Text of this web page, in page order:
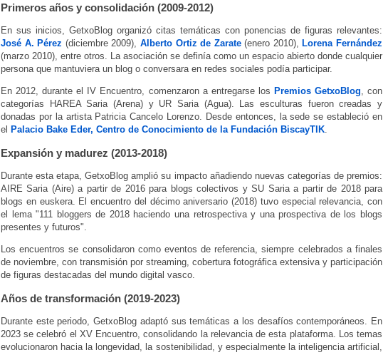
Primeros años y consolidación (2009-2012)
En sus inicios, GetxoBlog organizó citas temáticas con ponencias de figuras relevantes:
José A. Pérez (diciembre 2009), Alberto Ortiz de Zarate(enero 2010), Lorena Fernández
(marzo 2010), entre otros. La asociación se definía como un espacio abierto donde cualquier
persona que mantuviera un blog o conversara en redes sociales podía participar.
En 2012, durante el IV Encuentro, comenzaron a entregarse los Premios GetxoBlog, con
categorías HAREA Saria (Arena) y UR Saria (Agua). Las esculturas fueron creadas y
donadas por la artista Patricia Cancelo Lorenzo. Desde entonces, la sede se estableció en
el Palacio Bake Eder, Centro de Conocimiento de la Fundación BiscayTIK.
Expansión y madurez (2013-2018)
Durante esta etapa, GetxoBlog amplió su impacto añadiendo nuevas categorías de premios:
AIRE Saria (Aire) a partir de 2016 para blogs colectivos y SU Saria a partir de 2018 para
blogs en euskera. El encuentro del décimo aniversario (2018) tuvo especial relevancia, con
el lema "111 bloggers de 2018 haciendo una retrospectiva y una prospectiva de los blogs
presentes y futuros".
Los encuentros se consolidaron como eventos de referencia, siempre celebrados a finales
de noviembre, con transmisión por streaming, cobertura fotográfica extensiva y participación
de figuras destacadas del mundo digital vasco.
Años de transformación (2019-2023)
Durante este periodo, GetxoBlog adaptó sus temáticas a los desafíos contemporáneos. En
2023 se celebró el XV Encuentro, consolidando la relevancia de esta plataforma. Los temas
evolucionaron hacia la longevidad, la sostenibilidad, y especialmente la inteligencia artificial,